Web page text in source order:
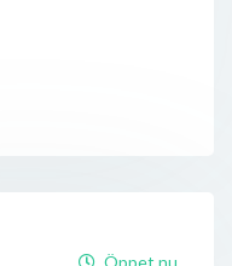
Öppet nu